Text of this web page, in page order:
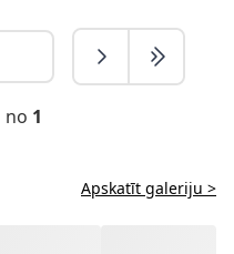
no 1
Apskatīt galeriju >